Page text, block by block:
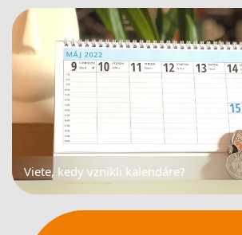
Viete, kedy vznikli kalendáre?